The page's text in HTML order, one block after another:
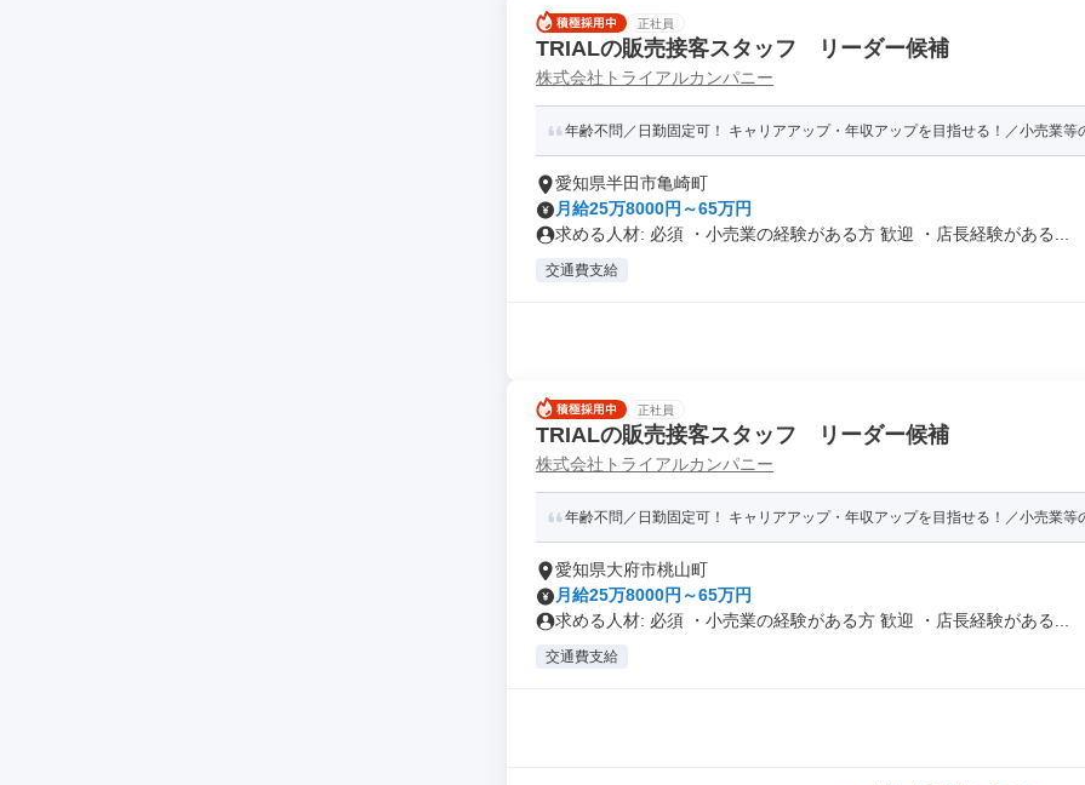
正社員
TRIALの販売接客スタッフ リーダー候補
株式会社トライアルカンパニー
年齢不問／日勤固定可！ キャリアアップ・年収アップを目指せる！／小売業等
愛知県半田市亀崎町
月給25万8000円～65万円
求める人材: 必須 ・小売業の経験がある方 歓迎 ・店長経験がある...
交通費支給
正社員
TRIALの販売接客スタッフ リーダー候補
株式会社トライアルカンパニー
年齢不問／日勤固定可！ キャリアアップ・年収アップを目指せる！／小売業等
愛知県大府市桃山町
月給25万8000円～65万円
求める人材: 必須 ・小売業の経験がある方 歓迎 ・店長経験がある...
交通費支給